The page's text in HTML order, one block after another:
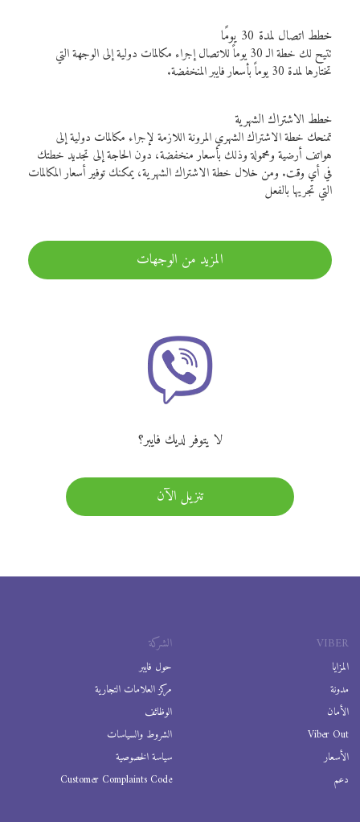
خطط اتصال لمدة 30 يومًا
تتيح لك خطة الـ 30 يوماً للاتصال إجراء مكالمات دولية إلى الوجهة التي
تختارها لمدة 30 يوماً بأسعار فايبر المنخفضة.
خطط الاشتراك الشهرية
تمنحك خطة الاشتراك الشهري المرونة اللازمة لإجراء مكالمات دولية إلى
هواتف أرضية ومحمولة وذلك بأسعار منخفضة، دون الحاجة إلى تجديد خطتك
في أي وقت. ومن خلال خطة الاشتراك الشهرية، يمكنك توفير أسعار المكالمات
التي تجريها بالفعل
المزيد من الوجهات
لا يتوفر لديك فايبر؟
تنزيل الآن
VIBER
المزايا
مدونة
الأمان
Viber Out
الأسعار
دعم
الشركة
حول فايبر
مركز العلامات التجارية
الوظائف
الشروط والسياسات
سياسة الخصوصية
Customer Complaints Code